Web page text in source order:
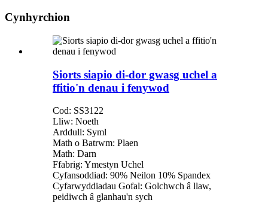
Cynhyrchion
Siorts siapio di-dor gwasg uchel a
ffitio'n denau i fenywod
Cod: SS3122
Lliw: Noeth
Arddull: Syml
Math o Batrwm: Plaen
Math: Darn
Ffabrig: Ymestyn Uchel
Cyfansoddiad: 90% Neilon 10% Spandex
Cyfarwyddiadau Gofal: Golchwch â llaw,
peidiwch â glanhau'n sych